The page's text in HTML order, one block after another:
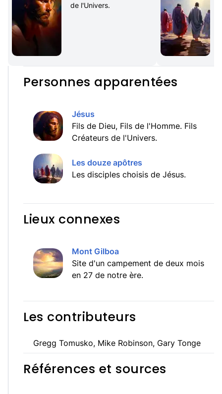
de l'Univers.
Personnes apparentées
Jésus
Fils de Dieu, Fils de l'Homme. Fils
Créateurs de l'Univers.
Les douze apôtres
Les disciples choisis de Jésus.
Lieux connexes
Mont Gilboa
Site d'un campement de deux mois
en 27 de notre ère.
Les contributeurs
Gregg Tomusko, Mike Robinson, Gary Tonge
Références et sources